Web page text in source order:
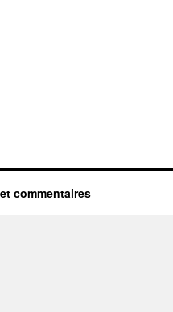
commentaires